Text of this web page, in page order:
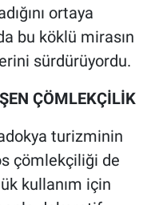
ortaya
bu köklü mirasın
sürdürüyordu.
ÇÖMLEKÇİLİK
turizminin
çömlekçiliği de
kullanım için